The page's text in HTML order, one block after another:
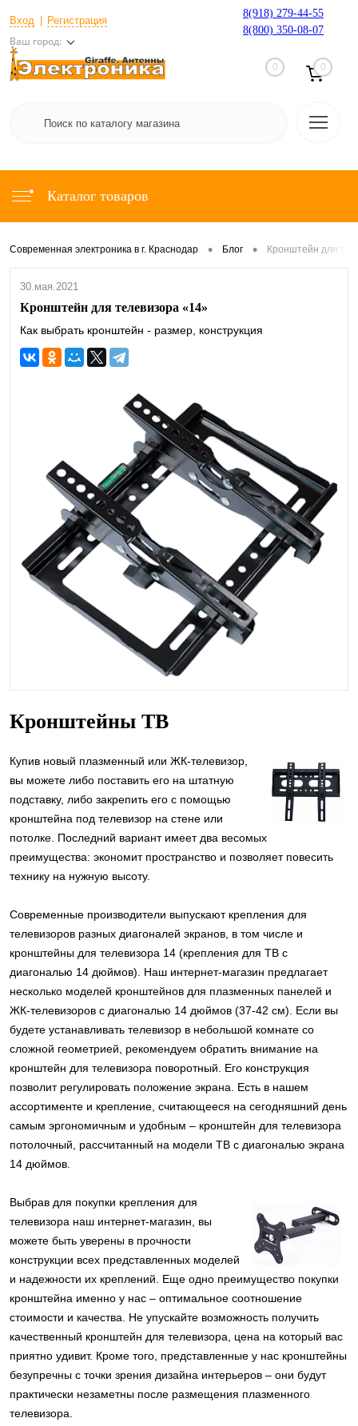
Вход Регистрация
Ваш город:
8(918) 279-44-55
8(800) 350-08-07
0 0
Каталог товаров
Современная электроника в г. Краснодар • Блог • Кронштейн для
30.мая.2021
Кронштейн для телевизора «14»
Как выбрать кронштейн - размер, конструкция
Кронштейны ТВ
Купив новый плазменный или ЖК-телевизор,
вы можете либо поставить его на штатную
подставку, либо закрепить его с помощью
кронштейна под телевизор на стене или
потолке. Последний вариант имеет два весомых
преимущества: экономит пространство и позволяет повесить
технику на нужную высоту.
Современные производители выпускают крепления для
телевизоров разных диагоналей экранов, в том числе и
кронштейны для телевизора 14 (крепления для ТВ с
диагональю 14 дюймов). Наш интернет-магазин предлагает
несколько моделей кронштейнов для плазменных панелей и
ЖК-телевизоров с диагональю 14 дюймов (37-42 см). Если вы
будете устанавливать телевизор в небольшой комнате со
сложной геометрией, рекомендуем обратить внимание на
кронштейн для телевизора поворотный. Его конструкция
позволит регулировать положение экрана. Есть в нашем
ассортименте и крепление, считающееся на сегодняшний день
самым эргономичным и удобным – кронштейн для телевизора
потолочный, рассчитанный на модели ТВ с диагональю экрана
14 дюймов.
Выбрав для покупки крепления для
телевизора наш интернет-магазин, вы
можете быть уверены в прочности
конструкции всех представленных моделей
и надежности их креплений. Еще одно преимущество покупки
кронштейна именно у нас – оптимальное соотношение
стоимости и качества. Не упускайте возможность получить
качественный кронштейн для телевизора, цена на который вас
приятно удивит. Кроме того, представленные у нас кронштейны
безупречны с точки зрения дизайна интерьеров – они будут
практически незаметны после размещения плазменного
телевизора.